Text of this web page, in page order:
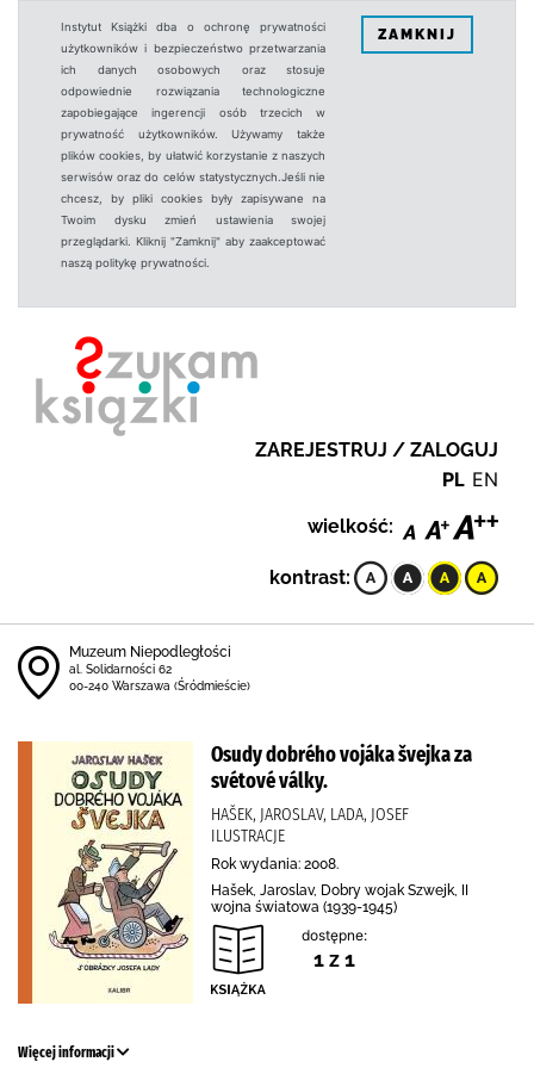
Instytut Książki dba o ochronę prywatności
użytkowników i bezpieczeństwo przetwarzania
ich danych osobowych oraz stosuje
odpowiednie rozwiązania technologiczne
zapobiegające ingerencji osób trzecich w
prywatność użytkowników. Używamy także
plików cookies, by ułatwić korzystanie z naszych
serwisów oraz do celów statystycznych.Jeśli nie
chcesz, by pliki cookies były zapisywane na
Twoim dysku zmień ustawienia swojej
przeglądarki. Kliknij "Zamknij" aby zaakceptować
naszą politykę prywatności.
ZAMKNIJ
ZAREJESTRUJ / ZALOGUJ
PL EN
wielkość:
kontrast:
Muzeum Niepodległości
al. Solidarności 62
00-240 Warszawa (Śródmieście)
Osudy dobrého vojáka švejka za
svétové války.
HAŠEK, JAROSLAV, LADA, JOSEF
ILUSTRACJE
Rok wydania: 2008.
Hašek, Jaroslav, Dobry wojak Szwejk, II
wojna światowa (1939-1945)
dostępne:
1 z 1
Więcej informacji